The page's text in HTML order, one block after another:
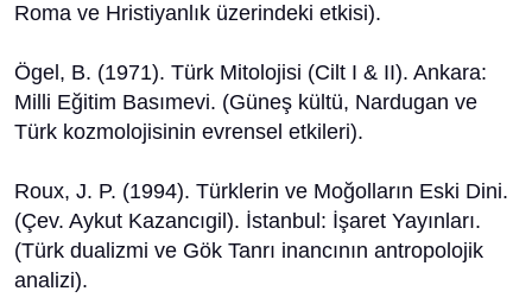
Roma ve Hristiyanlık üzerindeki etkisi).
​Ögel, B. (1971). Türk Mitolojisi (Cilt I & II). Ankara:
Milli Eğitim Basımevi. (Güneş kültü, Nardugan ve
Türk kozmolojisinin evrensel etkileri).
​Roux, J. P. (1994). Türklerin ve Moğolların Eski Dini.
(Çev. Aykut Kazancıgil). İstanbul: İşaret Yayınları.
(Türk dualizmi ve Gök Tanrı inancının antropolojik
analizi).